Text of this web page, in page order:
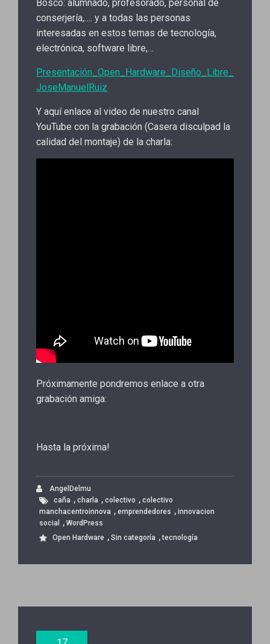
Bosco: alumnado, profesorado, personal de
conserjería,…. y a todas las personas
interesadas en estos temas de tecnología,
electrónica, software libre,…
Presentación_Open_Hardware_Diseño_Libre_
JoseManuelRuiz
Y aquí enlace al video de nuestro canal
YouTube con la grabación (Casera disculpad la
calidad del montaje) de la charla:
Próximamente pondremos enlace a otra
grabación amiga:
Hasta la próxima!
AngelDelmu
caña , charla , colectivo , colectivo
manchacentroinnova , emprendedores , innovacion
social
, WordPress
Open Hardware , Sin categoría ,tecnología